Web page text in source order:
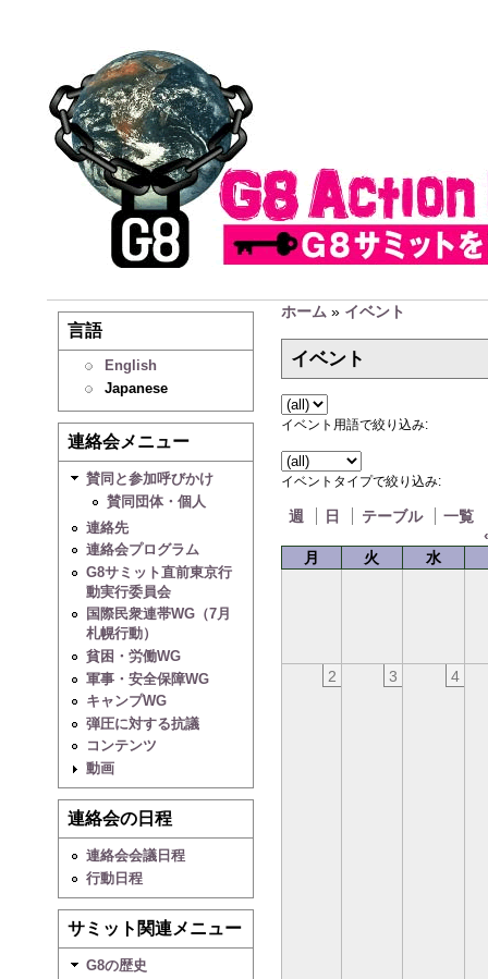
言語
English
Japanese
連絡会メニュー
賛同と参加呼びかけ
賛同団体・個人
連絡先
連絡会プログラム
G8サミット直前東京行
動実行委員会
国際民衆連帯WG（7月
札幌行動）
貧困・労働WG
軍事・安全保障WG
キャンプWG
弾圧に対する抗議
コンテンツ
動画
連絡会の日程
連絡会会議日程
行動日程
サミット関連メニュー
G8の歴史
ホーム » イベント
イベント
イベント用語で絞り込み:
イベントタイプで絞り込み:
週 日 テーブル
一覧
月
火 水
2 3 4